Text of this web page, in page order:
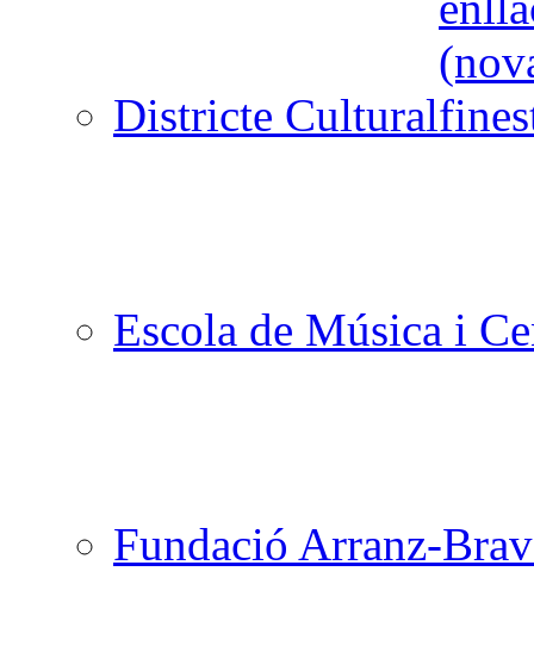
Districte Cultural
Escola de Música i
Fundació Arranz-